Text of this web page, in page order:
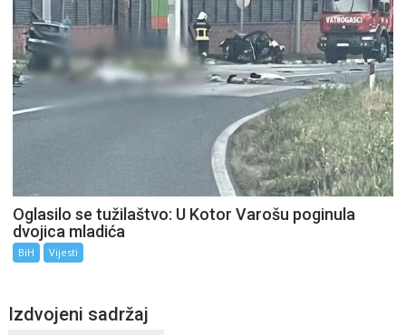
Oglasilo se tužilaštvo: U Kotor Varošu poginula
dvojica mladića
BiH Vijesti
Izdvojeni sadržaj